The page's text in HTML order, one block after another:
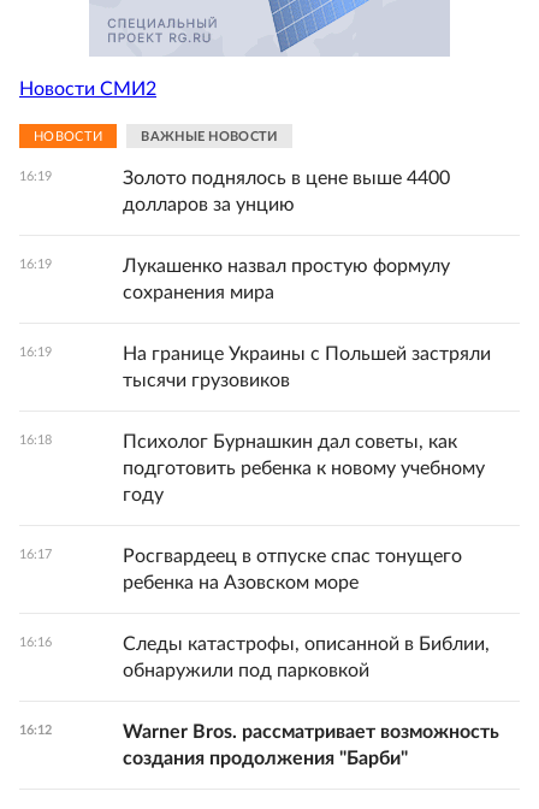
Новости СМИ2
НОВОСТИ ВАЖНЫЕ НОВОСТИ
16:19
Золото поднялось в цене выше 4400
долларов за унцию
16:19
Лукашенко назвал простую формулу
сохранения мира
16:19
На границе Украины с Польшей застряли
тысячи грузовиков
16:18
Психолог Бурнашкин дал советы, как
подготовить ребенка к новому учебному
году
16:17
Росгвардеец в отпуске спас тонущего
ребенка на Азовском море
16:16
Следы катастрофы, описанной в Библии,
обнаружили под парковкой
16:12
Warner Bros. рассматривает возможность
создания продолжения "Барби"